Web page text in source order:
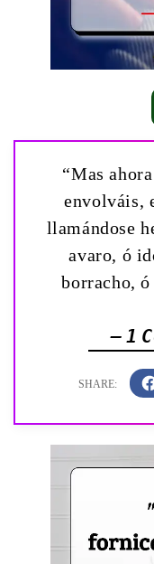
“Mas
envolváis,
llamándose
avaro, ó
borracho,
— 1